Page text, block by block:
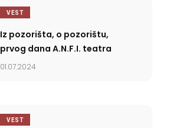
VEST
Iz pozorišta, o pozorištu,
prvog dana A.N.F.I. teatra
01.07.2024
VEST